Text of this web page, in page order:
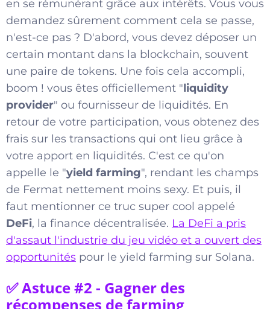
en se rémunérant grâce aux intérêts. Vous vous
demandez sûrement comment cela se passe,
n'est-ce pas ? D'abord, vous devez déposer un
certain montant dans la blockchain, souvent
une paire de tokens. Une fois cela accompli,
boom ! vous êtes officiellement "liquidity
provider" ou fournisseur de liquidités. En
retour de votre participation, vous obtenez des
frais sur les transactions qui ont lieu grâce à
votre apport en liquidités. C'est ce qu'on
appelle le "yield farming", rendant les champs
de Fermat nettement moins sexy. Et puis, il
faut mentionner ce truc super cool appelé
DeFi, la finance décentralisée. La DeFi a pris
d'assaut l'industrie du jeu vidéo et a ouvert des
opportunités pour le yield farming sur Solana.
✅ Astuce #2 - Gagner des
récompenses de farming